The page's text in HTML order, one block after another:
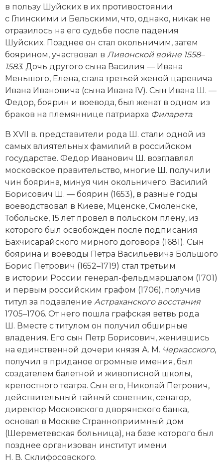
Специальные исторические дисциплины
СССР
Южная Америка
в пользу Шуйских в их противостоянии
с Глинскими и Бельскими, что, однако, никак не
отразилось на его судьбе после падения
Шуйских. Позднее он стал окольничим, затем
боярином, участвовал в Ливонской вой­не 1558–
1583. Дочь другого сына Василия — Ивана
Меньшого, Елена, стала третьей женой царевича
Ивана Ивановича (сына Ивана IV). Сын Ивана Ш. —
Федор, боярин и воевода, был женат в одном из
браков на племяннице патриарха Филарета.
В XVII в. представители рода Ш. стали одной из
самых влиятельных фамилий в российском
государстве. Федор Иванович Ш. возглавлял
московское правительство, многие Ш. получили
чин боярина, минуя чин окольничего. Василий
Борисович Ш. — боярин (1653), в разные годы
воеводствовал в Киеве, Мценске, Смоленске,
Тобольске, 15 лет провел в польском плену, из
которого был освобожден после подписания
Бахчисарайского мирного договора (1681). Сын
боярина и воеводы Петра Васильевича Большого
Борис Петрович (1652–1719) стал третьим
в истории России генерал-фельдмаршалом (1701)
и первым российским графом (1706), получив
титул за подавление Астраханского восстания
1705–1706. От него пошла графская ветвь рода
Ш. Вместе с титулом он получил обширные
владения. Его сын Петр Борисович, женившись
на единственной дочери князя А. М. Черкасского,
получил в приданое огромные имения, был
создателем балетной и живописной школы,
крепостного театра. Сын его, Николай Петрович,
действительный тайный советник, сенатор,
директор Московского дворянского банка,
основал в Москве Странноприимный дом
(Шереметевская больница), на базе которого был
позднее организован институт имени
Н. В. Склифосовского.